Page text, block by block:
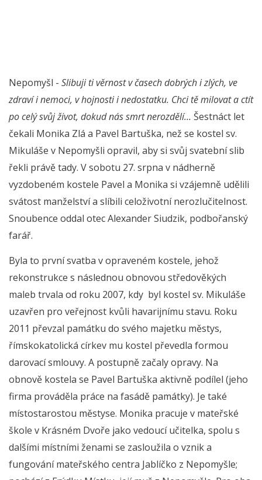
Nepomyšl - Slibuji ti věrnost v časech dobrých i zlých, ve
zdraví i nemoci, v hojnosti i nedostatku. Chci tě milovat a ctít
po celý svůj život, dokud nás smrt nerozdělí… Šestnáct let
čekali Monika Zlá a Pavel Bartuška, než se kostel sv.
Mikuláše v Nepomyšli opravil, aby si svůj svatební slib
řekli právě tady. V sobotu 27. srpna v nádherně
vyzdobeném kostele Pavel a Monika si vzájemně udělili
svátost manželství a slíbili celoživotní nerozlučitelnost.
Snoubence oddal otec Alexander Siudzik, podbořanský
farář.
Byla to první svatba v opraveném kostele, jehož
rekonstrukce s následnou obnovou středověkých
maleb trvala od roku 2007, kdy byl kostel sv. Mikuláše
uzavřen pro veřejnost kvůli havarijnímu stavu. Roku
2011 převzal památku do svého majetku městys,
římskokatolická církev mu kostel převedla formou
darovací smlouvy. A postupně začaly opravy. Na
obnově kostela se Pavel Bartuška aktivně podílel (jeho
firma prováděla práce na fasádě památky). Je také
místostarostou městyse. Monika pracuje v mateřské
škole v Krásném Dvoře jako vedoucí učitelka, spolu s
dalšími místními ženami se zasloužila o vznik a
fungování mateřského centra Jablíčko z Nepomyšle;